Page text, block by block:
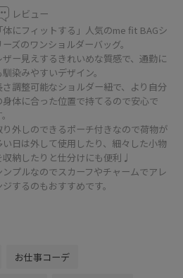
レビュー
「体にフィットする」人気のme fit BAGシ
ーズのワンショルダーバッグ。
ザー見えするきれいめな質感で、通勤に
馴染みやすいデザイン。
さ調整可能なショルダー紐で、より自分
身体に合った位置で持てるので安心で
り外しのできるポーチ付きなので荷物が
い日は外して使用したり、細々した小物
収納したりと仕分けにも便利♩
ンプルなのでスカーフやチャームでアレ
ジするのもおすすめです。
お仕事コーデ